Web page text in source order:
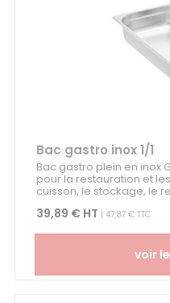
Bac gastro inox 1/1
Bac gastro plein en inox
pour la restauration et
cuisson, le stockage, le
39,89 € HT | 47,87 € TTC
voir